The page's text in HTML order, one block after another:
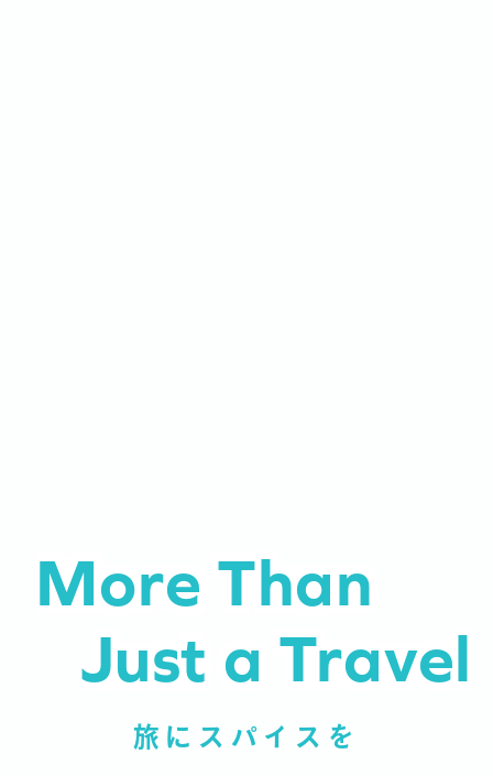
More Than
Just a Travel
旅にスパイスを